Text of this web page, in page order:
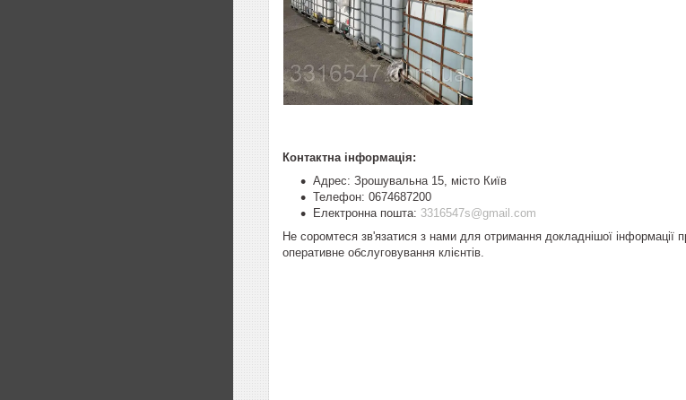
Контактна інформація:
Адрес: Зрошувальна 15, місто Київ
Телефон: 0674687200
Електронна пошта: 3316547s@gmail.com
Не соромтеся зв'язатися з нами для отримання докладнішої інформації
оперативне обслуговування клієнтів.